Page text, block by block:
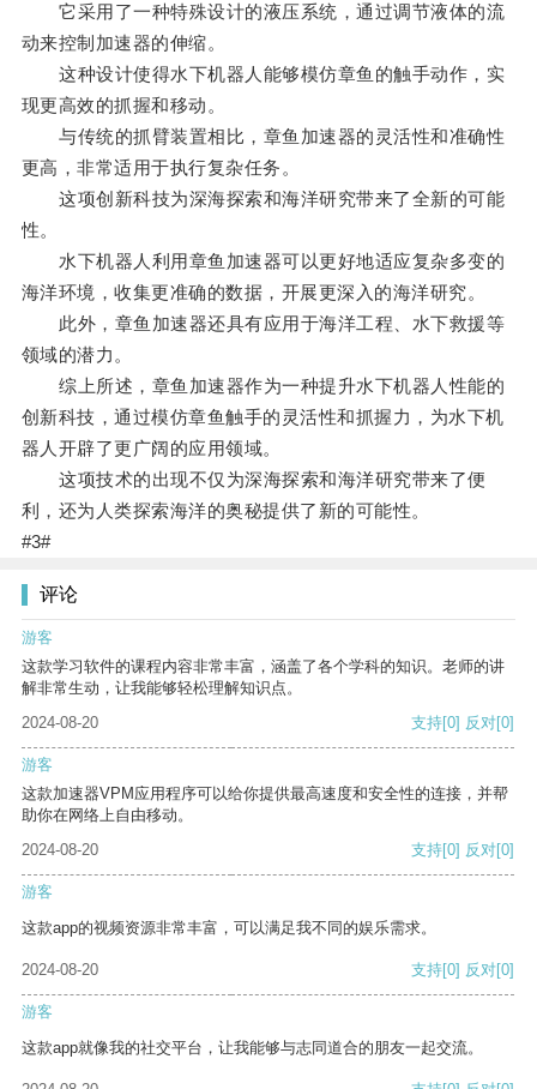
它采用了一种特殊设计的液压系统，通过调节液体的流
动来控制加速器的伸缩。
这种设计使得水下机器人能够模仿章鱼的触手动作，实
现更高效的抓握和移动。
与传统的抓臂装置相比，章鱼加速器的灵活性和准确性
更高，非常适用于执行复杂任务。
这项创新科技为深海探索和海洋研究带来了全新的可能
性。
水下机器人利用章鱼加速器可以更好地适应复杂多变的
海洋环境，收集更准确的数据，开展更深入的海洋研究。
此外，章鱼加速器还具有应用于海洋工程、水下救援等
领域的潜力。
综上所述，章鱼加速器作为一种提升水下机器人性能的
创新科技，通过模仿章鱼触手的灵活性和抓握力，为水下机
器人开辟了更广阔的应用领域。
这项技术的出现不仅为深海探索和海洋研究带来了便
利，还为人类探索海洋的奥秘提供了新的可能性。
#3#
评论
游客
这款学习软件的课程内容非常丰富，涵盖了各个学科的知识。老师的讲
解非常生动，让我能够轻松理解知识点。
2024-08-20
支持[0] 反对[0]
游客
这款加速器VPM应用程序可以给你提供最高速度和安全性的连接，并帮
助你在网络上自由移动。
2024-08-20
支持[0] 反对[0]
游客
这款app的视频资源非常丰富，可以满足我不同的娱乐需求。
2024-08-20 支持[0] 反对[0]
游客
这款app就像我的社交平台，让我能够与志同道合的朋友一起交流。